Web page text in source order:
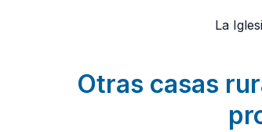
La
Otras casas